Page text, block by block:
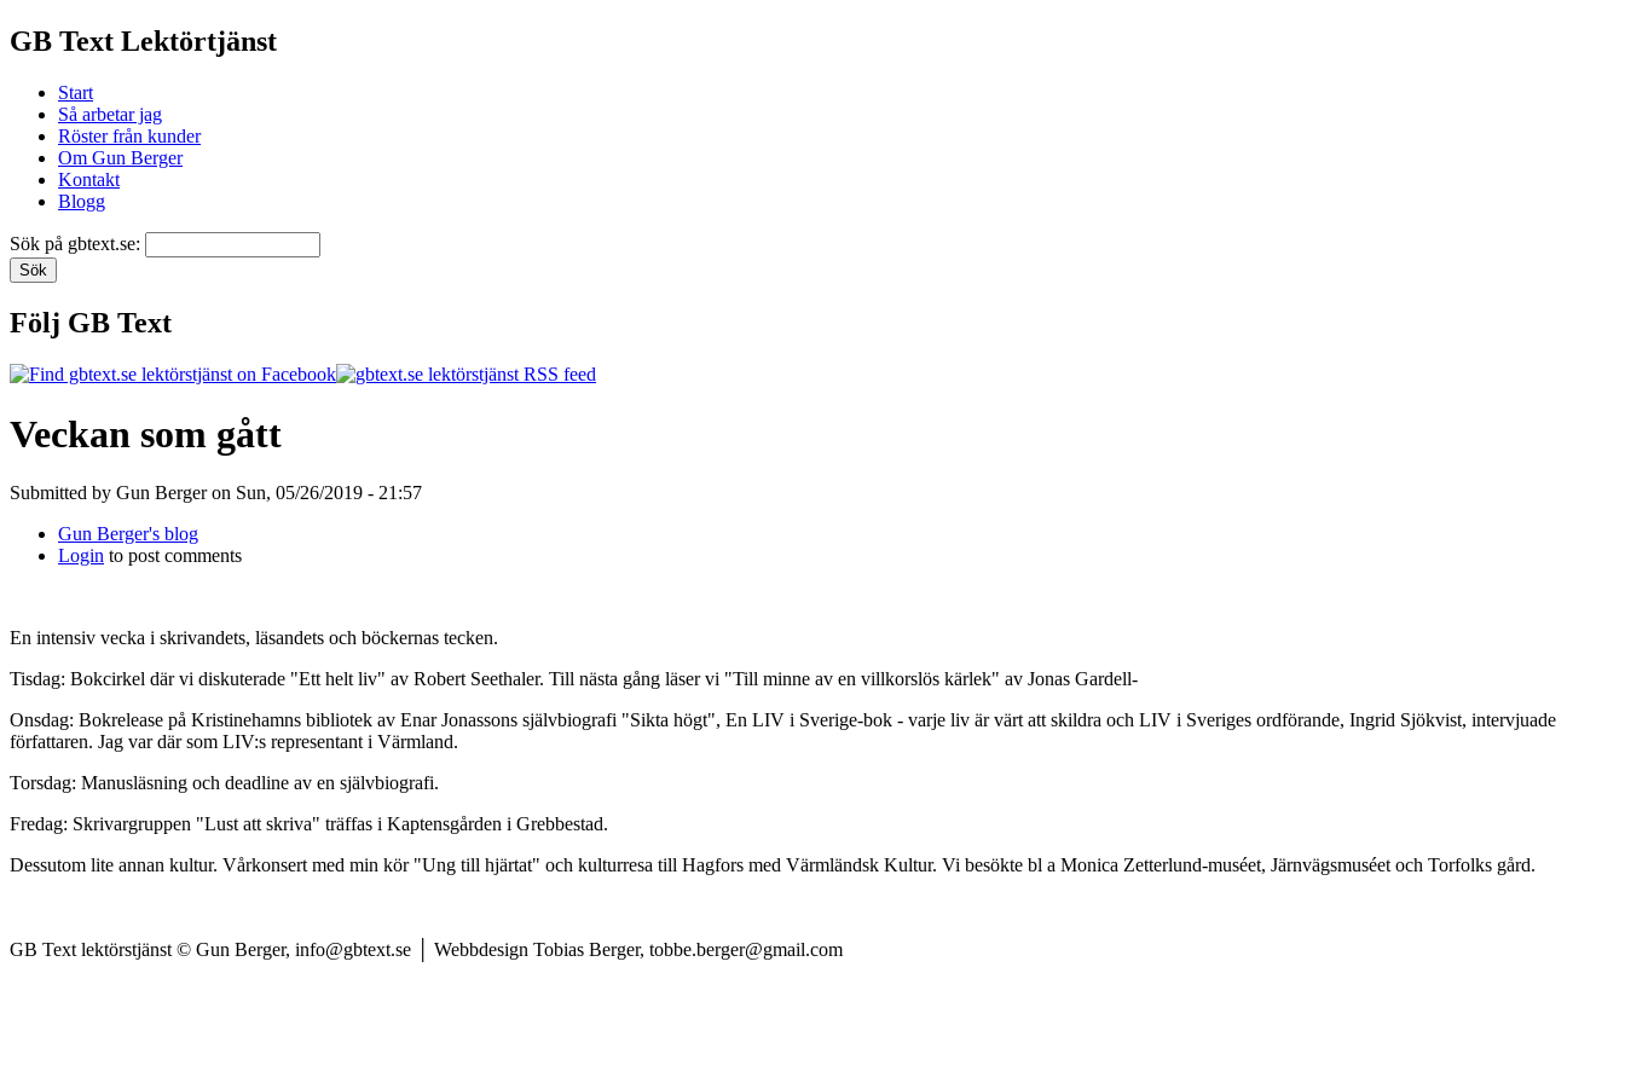
GB Text Lektörtjänst
Start
Så arbetar jag
Röster från kunder
Om Gun Berger
Kontakt
Blogg
Sök på gbtext.se:
Följ GB Text
Veckan som gått
Submitted by Gun Berger on Sun, 05/26/2019 - 21:57
Gun Berger's blog
Login to post comments
En intensiv vecka i skrivandets, läsandets och böckernas tecken.
Tisdag: Bokcirkel där vi diskuterade "Ett helt liv" av Robert Seethaler. Till nästa gång läser vi "Till minne av en villkorslös kärlek" av Jonas Gardell-
Onsdag: Bokrelease på Kristinehamns bibliotek av Enar Jonassons självbiografi "Sikta högt", En LIV i Sverige-bok - varje liv är värt att skildra och LIV i Sveriges ordförande, Ingrid Sjökvist, intervjuade
författaren. Jag var där som LIV:s representant i Värmland.
Torsdag: Manusläsning och deadline av en självbiografi.
Fredag: Skrivargruppen "Lust att skriva" träffas i Kaptensgården i Grebbestad.
Dessutom lite annan kultur. Vårkonsert med min kör "Ung till hjärtat" och kulturresa till Hagfors med Värmländsk Kultur. Vi besökte bl a Monica Zetterlund-muséet, Järnvägsmuséet och Torfolks gård.
GB Text lektörstjänst © Gun Berger, info@gbtext.se │ Webbdesign Tobias Berger, tobbe.berger@gmail.com